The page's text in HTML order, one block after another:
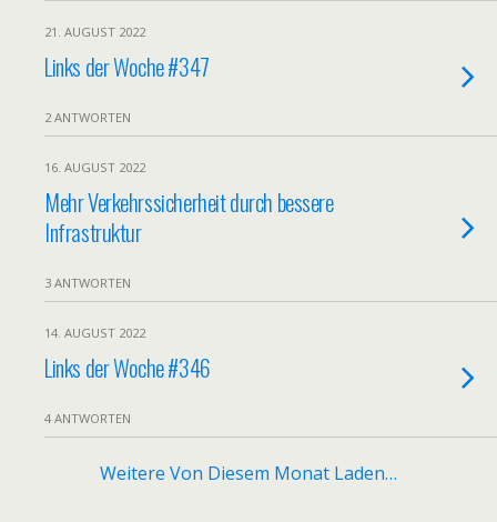
21. AUGUST 2022
Links der Woche #347
2 ANTWORTEN
16. AUGUST 2022
Mehr Verkehrssicherheit durch bessere
Infrastruktur
3 ANTWORTEN
14. AUGUST 2022
Links der Woche #346
4 ANTWORTEN
Weitere Von Diesem Monat Laden…